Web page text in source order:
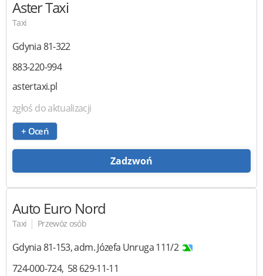
Aster Taxi
Taxi
Gdynia81-322
883-220-994
astertaxi.pl
zgłoś do aktualizacji
+ Oceń
Zadzwoń
Auto Euro Nord
Taxi | Przewóz osób
Gdynia81-153,adm. Józefa Unruga 111/2
724-000-724 58 629-11-11